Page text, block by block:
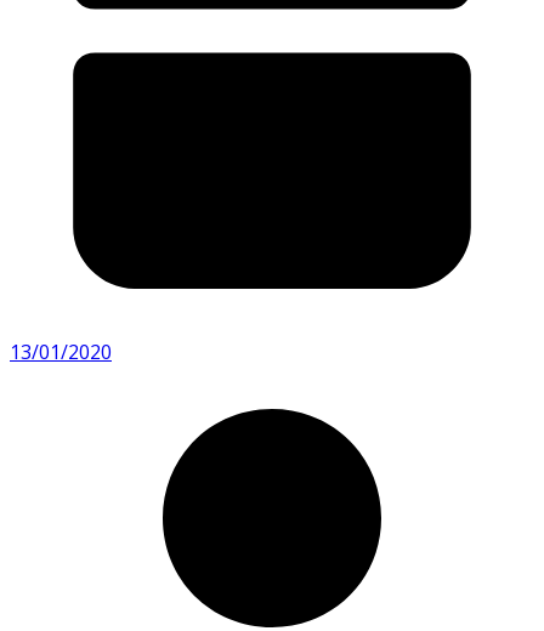
13/01/2020